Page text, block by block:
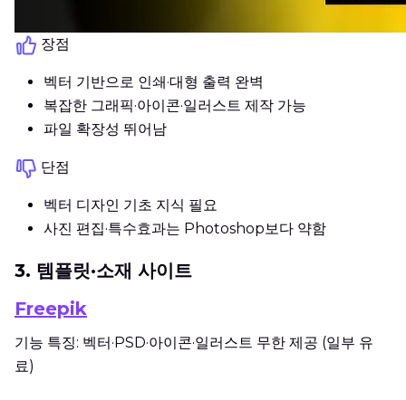
장점
벡터 기반으로 인쇄·대형 출력 완벽
복잡한 그래픽·아이콘·일러스트 제작 가능
파일 확장성 뛰어남
단점
벡터 디자인 기초 지식 필요
사진 편집·특수효과는 Photoshop보다 약함
3. 템플릿·소재 사이트
Freepik
기능 특징: 벡터·PSD·아이콘·일러스트 무한 제공 (일부 유
료)